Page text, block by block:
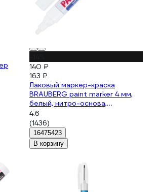
140 ₽
163 ₽
Лаковый маркер-краска
BRAUBERG paint marker 4 мм,
белый, нитро-основа,
professional plus 151444
4.6
(1436)
16475423
В корзину